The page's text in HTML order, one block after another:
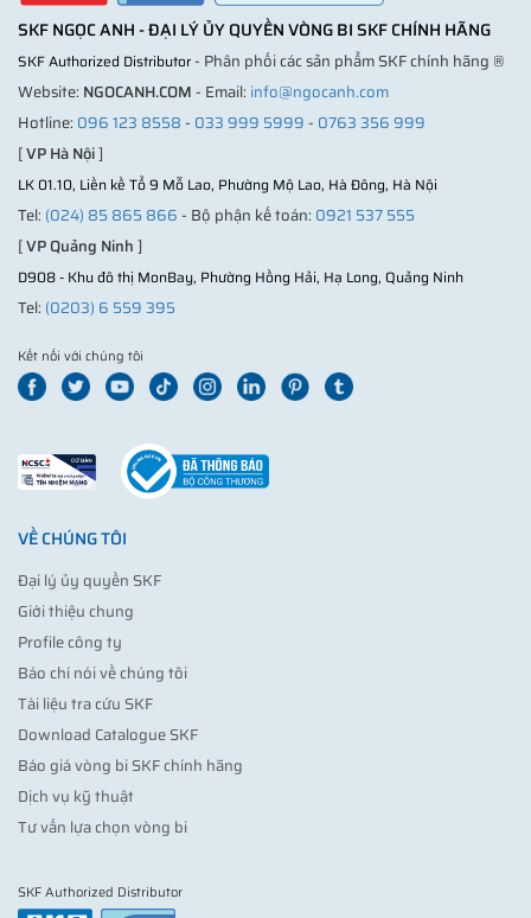
SKF NGỌC ANH - ĐẠI LÝ ỦY QUYỀN VÒNG BI SKF CHÍNH HÃNG
SKF Authorized Distributor- Phân phối các sản phẩm SKF chính hãng ®
Website: NGOCANH.COM- Email: info@ngocanh.com
Hotline: 096 123 8558- 033 999 5999- 0763 356 999
[VP Hà Nội]
LK 01.10, Liền kề Tổ 9 Mỗ Lao, Phường Mộ Lao, Hà Đông, Hà Nội
Tel: (024) 85 865 866- Bộ phận kế toán: 0921 537 555
[VP Quảng Ninh]
D908 - Khu đô thị MonBay, Phường Hồng Hải, Hạ Long, Quảng Ninh
Tel: (0203) 6 559 395
Kết nối với chúng tôi
VỀ CHÚNG TÔI
Đại lý ủy quyền SKF
Giới thiệu chung
Profile công ty
Báo chí nói về chúng tôi
Tài liệu tra cứu SKF
Download Catalogue SKF
Báo giá vòng bi SKF chính hãng
Dịch vụ kỹ thuật
Tư vấn lựa chọn vòng bi
SKF Authorized Distributor